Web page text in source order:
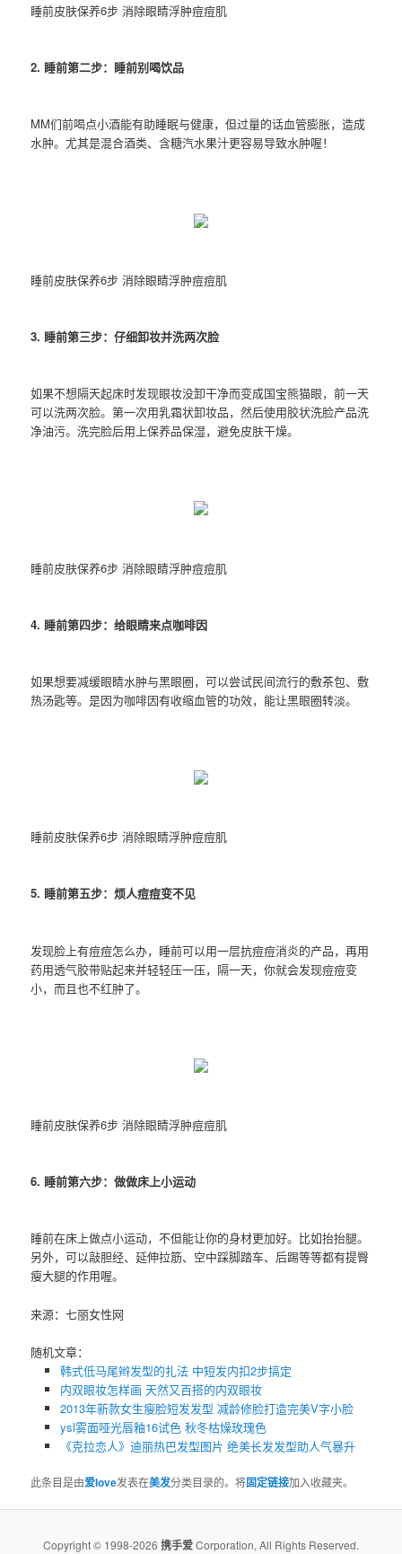
睡前皮肤保养6步 消除眼睛浮肿痘痘肌
2. 睡前第二步：睡前别喝饮品
MM们前喝点小酒能有助睡眠与健康，但过量的话血管膨胀，造成
水肿。尤其是混合酒类、含糖汽水果汁更容易导致水肿喔！
睡前皮肤保养6步 消除眼睛浮肿痘痘肌
3. 睡前第三步：仔细卸妆并洗两次脸
如果不想隔天起床时发现眼妆没卸干净而变成国宝熊猫眼，前一天
可以洗两次脸。第一次用乳霜状卸妆品，然后使用胶状洗脸产品洗
净油污。洗完脸后用上保养品保湿，避免皮肤干燥。
睡前皮肤保养6步 消除眼睛浮肿痘痘肌
4. 睡前第四步：给眼睛来点咖啡因
如果想要减缓眼睛水肿与黑眼圈，可以尝试民间流行的敷茶包、敷
热汤匙等。是因为咖啡因有收缩血管的功效，能让黑眼圈转淡。
睡前皮肤保养6步 消除眼睛浮肿痘痘肌
5. 睡前第五步：烦人痘痘变不见
发现脸上有痘痘怎么办，睡前可以用一层抗痘痘消炎的产品，再用
药用透气胶带贴起来并轻轻压一压，隔一天，你就会发现痘痘变
小，而且也不红肿了。
睡前皮肤保养6步 消除眼睛浮肿痘痘肌
6. 睡前第六步：做做床上小运动
睡前在床上做点小运动，不但能让你的身材更加好。比如抬抬腿。
另外，可以敲胆经、延伸拉筋、空中踩脚踏车、后踢等等都有提臀
瘦大腿的作用喔。
来源：七丽女性网
随机文章：
韩式低马尾辫发型的扎法 中短发内扣2步搞定
内双眼妆怎样画 天然又百搭的内双眼妆
2013年新款女生瘦脸短发发型 减龄修脸打造完美V字小脸
ysl雾面哑光唇釉16试色 秋冬枯燥玫瑰色
《克拉恋人》迪丽热巴发型图片 绝美长发发型助人气暴升
此条目是由爱love发表在美发分类目录的。将固定链接加入收藏夹。
Copyright © 1998-2026 携手爱Corporation, All Rights Reserved.